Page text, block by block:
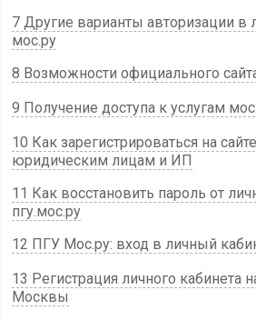
7 Другие варианты авторизации в
мос.ру
8 Возможности официального
9 Получение доступа к услугам
10 Как зарегистрироваться на
юридическим лицам и ИП
11 Как восстановить пароль от
пгу.мос.ру
12 ПГУ Мос.ру: вход в личный
13 Регистрация личного кабинета
Москвы